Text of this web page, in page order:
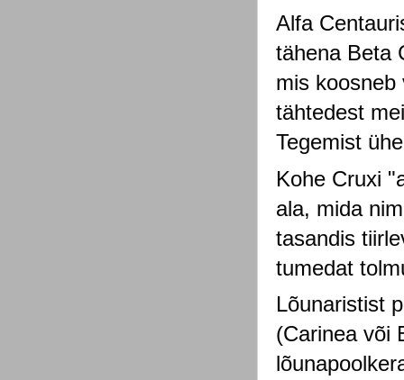
Alfa
tähena Beta
mis
tähtedest
Tegemist
Kohe Cruxi
ala, mida
tasandis
tumedat
Lõunaristist
(Carinea või